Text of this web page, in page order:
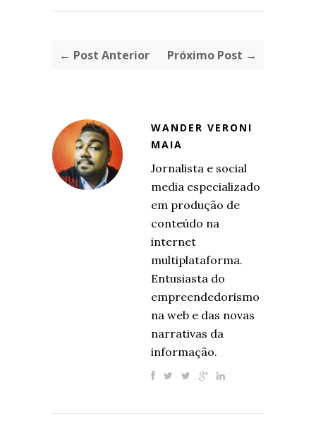
← Post Anterior Próximo Post →
WANDER VERONI
MAIA
Jornalista e social
media especializado
em produção de
conteúdo na
internet
multiplataforma.
Entusiasta do
empreendedorismo
na web e das novas
narrativas da
informação.